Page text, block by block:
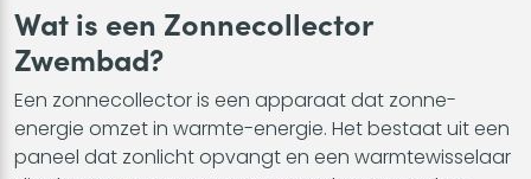
Wat is een Zonnecollector
Zwembad?
Een zonnecollector is een apparaat dat zonne-
energie omzet in warmte-energie. Het bestaat uit een
paneel dat zonlicht opvangt en een warmtewisselaar